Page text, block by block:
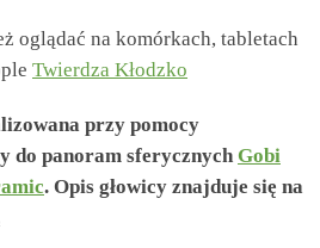
oglądać na komórkach, tabletach
Twierdza Kłodzko
przy pomocy
do panoram sferycznych Gobi
. Opis głowicy znajduje się na